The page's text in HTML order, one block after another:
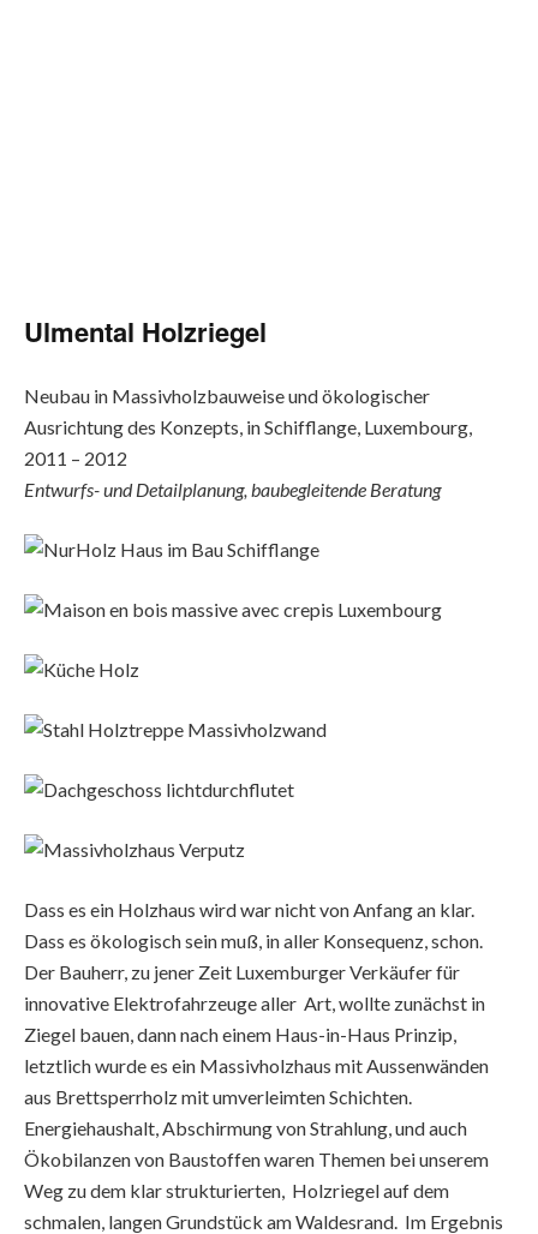
Ulmental Holzriegel
Neubau in Massivholzbauweise und ökologischer
Ausrichtung des Konzepts, in Schifflange, Luxembourg,
2011 – 2012
Entwurfs- und Detailplanung, baubegleitende Beratung
Dass es ein Holzhaus wird war nicht von Anfang an klar.
Dass es ökologisch sein muß, in aller Konsequenz, schon.
Der Bauherr, zu jener Zeit Luxemburger Verkäufer für
innovative Elektrofahrzeuge aller Art, wollte zunächst in
Ziegel bauen, dann nach einem Haus-in-Haus Prinzip,
letztlich wurde es ein Massivholzhaus mit Aussenwänden
aus Brettsperrholz mit umverleimten Schichten.
Energiehaushalt, Abschirmung von Strahlung, und auch
Ökobilanzen von Baustoffen waren Themen bei unserem
Weg zu dem klar strukturierten, Holzriegel auf dem
schmalen, langen Grundstück am Waldesrand. Im Ergebnis